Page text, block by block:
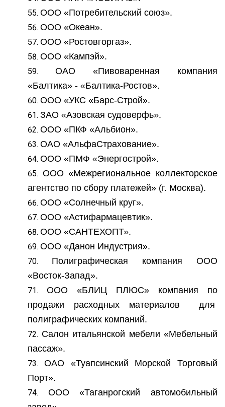
ООО «Потребительский союз».
ООО «Океан».
ООО «Ростовгоргаз».
ООО «Кампэй».
ОАО «Пивоваренная компания
«Балтика» - «Балтика-Ростов».
ООО «УКС «Барс-Строй».
ЗАО «Азовская судоверфь».
ООО «ПКФ «Альбион».
ОАО «АльфаСтрахование».
ООО «ПМФ «Энергострой».
ООО «Межрегиональное коллекторское
агентство по сбору платежей» (г. Москва).
ООО «Солнечный круг».
ООО «Астифармацевтик».
ООО «САНТЕХОПТ».
ООО «Данон Индустрия».
Полиграфическая компания ООО
«Восток-Запад».
ООО «БЛИЦ ПЛЮС» компания по
продажи расходных материалов для
полиграфических компаний.
Салон итальянской мебели «Мебельный
пассаж».
ОАО «Туапсинский Морской Торговый
Порт».
ООО «Таганрогский автомобильный